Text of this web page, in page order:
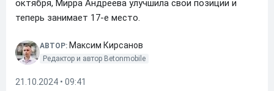
октября, Мирра Андреева улучшила свои позиции и
теперь занимает 17-е место.
АВТОР: Максим Кирсанов
Редактор и автор Betonmobile
21.10.2024 • 09:41